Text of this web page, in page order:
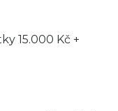
15.000 Kč +